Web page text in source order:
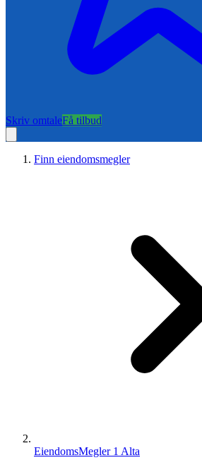
Skriv omtaleFå tilbud
Finn eiendomsmegler
EiendomsMegler 1 Alta